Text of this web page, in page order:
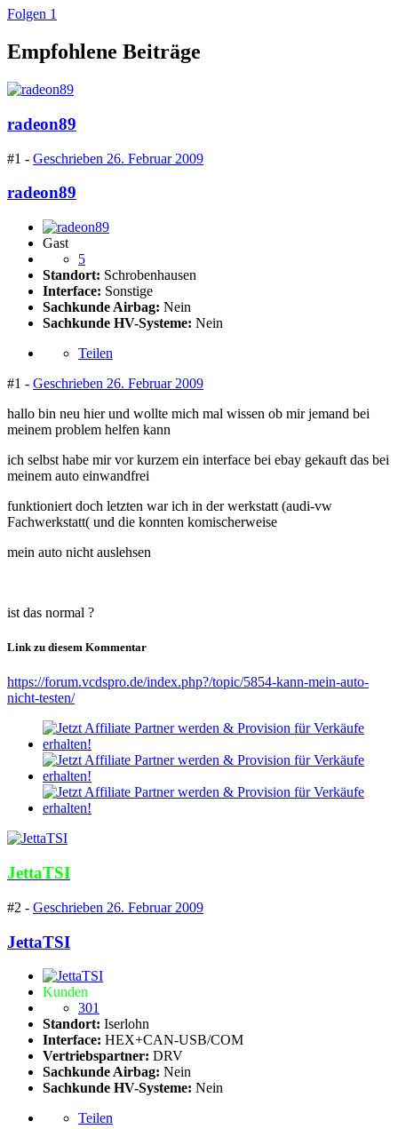
Folgen 1
Empfohlene Beiträge
radeon89
#1 - Geschrieben 26. Februar 2009
radeon89
Gast
5
Standort: Schrobenhausen
Interface: Sonstige
Sachkunde Airbag: Nein
Sachkunde HV-Systeme: Nein
Teilen
#1 - Geschrieben 26. Februar 2009
hallo bin neu hier und wollte mich mal wissen ob mir jemand bei
meinem problem helfen kann
ich selbst habe mir vor kurzem ein interface bei ebay gekauft das bei
meinem auto einwandfrei
funktioniert doch letzten war ich in der werkstatt (audi-vw
Fachwerkstatt( und die konnten komischerweise
mein auto nicht auslehsen
ist das normal ?
Link zu diesem Kommentar
https://forum.vcdspro.de/index.php?/topic/5854-kann-mein-auto-
nicht-testen/
JettaTSI
#2 - Geschrieben 26. Februar 2009
JettaTSI
Kunden
301
Standort: Iserlohn
Interface: HEX+CAN-USB/COM
Vertriebspartner: DRV
Sachkunde Airbag: Nein
Sachkunde HV-Systeme: Nein
Teilen